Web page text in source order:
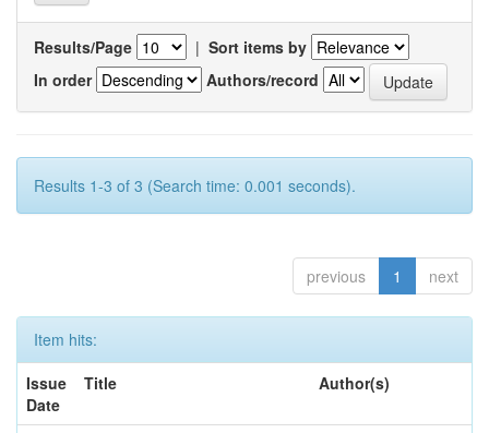
Results/Page | Sort items by
In order
Authors/record
Results 1-3 of 3 (Search time: 0.001 seconds).
previous 1 next
Item hits:
Issue
Date
Title Author(s)